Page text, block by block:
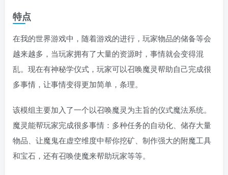
特点
在我的世界游戏中，随着游戏的进行，玩家物品的储备等会
越来越多，当玩家拥有了大量的资源时，事情就会变得混
乱。现在有神秘学仪式，玩家可以召唤魔灵帮助自己完成很
多事情，让事情变得更加简单，条理。
该模组主要加入了一个以召唤魔灵为主旨的仪式魔法系统。
魔灵能帮玩家完成很多事情：多种任务的自动化、储存大量
物品、让魔鬼在虚空维度中帮你挖矿、制作强大的附魔工具
和宝石，还有召唤使魔来帮助玩家等等。